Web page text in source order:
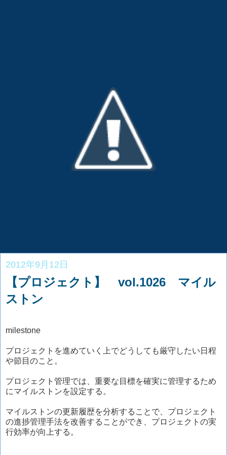
2012年9月12日
【プロジェクト】 vol.1026 マイル
ストン
milestone
プロジェクトを進めていく上でどうしても厳守したい日程
や節目のこと。
プロジェクト管理では、重要な目標を確実に管理するため
にマイルストンを設定する。
マイルストンの更新履歴を分析することで、プロジェクト
の進捗管理手法を改善することができ、プロジェクトの実
行効率が向上する。